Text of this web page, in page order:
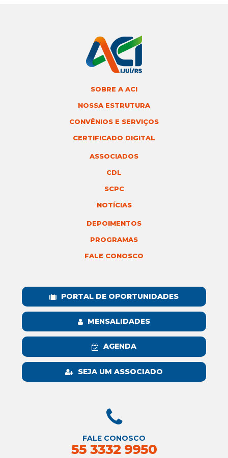
SOBRE A ACI
NOSSA ESTRUTURA
CONVÊNIOS E SERVIÇOS
CERTIFICADO DIGITAL
ASSOCIADOS
CDL
SCPC
NOTÍCIAS
DEPOIMENTOS
PROGRAMAS
FALE CONOSCO
PORTAL DE OPORTUNIDADES
MENSALIDADES
AGENDA
SEJA UM ASSOCIADO
FALE CONOSCO
55 3332 9950